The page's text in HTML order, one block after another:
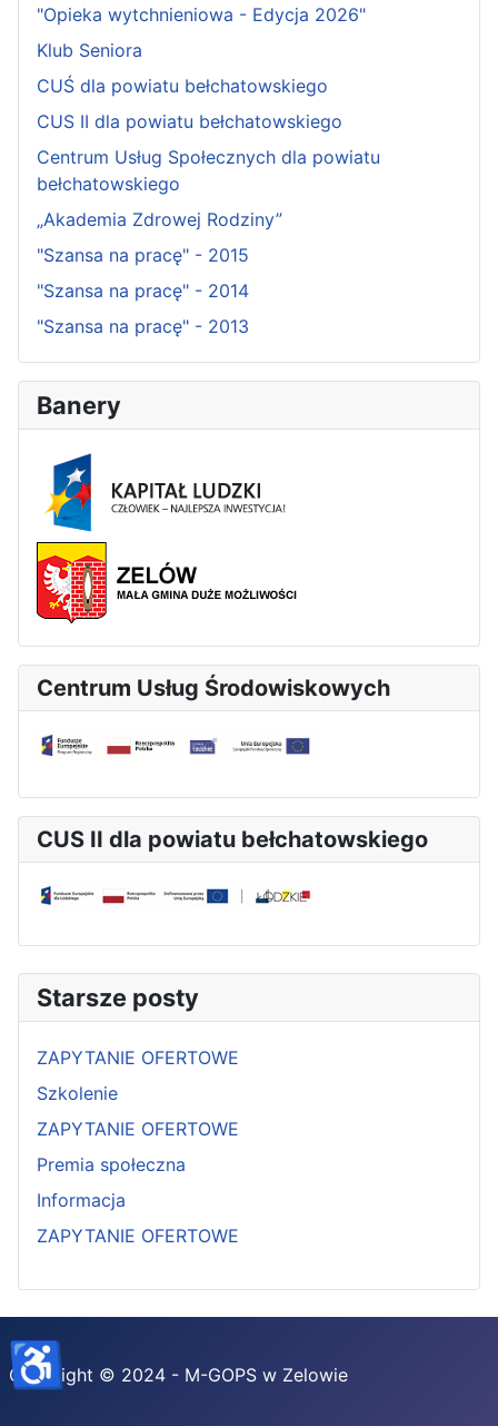
"Opieka wytchnieniowa - Edycja 2026"
Klub Seniora
CUŚ dla powiatu bełchatowskiego
CUS II dla powiatu bełchatowskiego
Centrum Usług Społecznych dla powiatu
bełchatowskiego
„Akademia Zdrowej Rodziny”
"Szansa na pracę" - 2015
"Szansa na pracę" - 2014
"Szansa na pracę" - 2013
Banery
Centrum Usług Środowiskowych
CUS II dla powiatu bełchatowskiego
Starsze posty
ZAPYTANIE OFERTOWE
Szkolenie
ZAPYTANIE OFERTOWE
Premia społeczna
Informacja
ZAPYTANIE OFERTOWE
Copyright © 2024 - M-GOPS w Zelowie